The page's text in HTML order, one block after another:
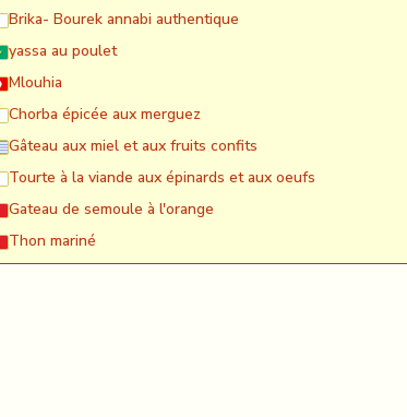
Brika- Bourek annabi authentique
yassa au poulet
Mlouhia
Chorba épicée aux merguez
Gâteau aux miel et aux fruits confits
Tourte à la viande aux épinards et aux oeufs
Gateau de semoule à l'orange
Thon mariné